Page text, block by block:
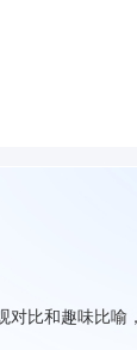
比和趣味比